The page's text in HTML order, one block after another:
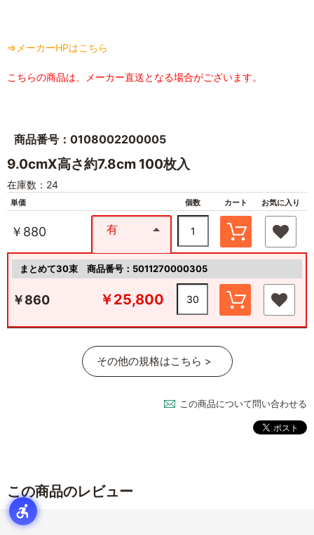
⇒メーカーHPはこちら
こちらの商品は、メーカー直送となる場合がございます。
商品番号：0108002200005
9.0cmX高さ約7.8cm 100枚入
在庫数：24
単価 個数 カート お気に入り
￥880 有
まとめて30束 商品番号：5011270000305
￥860 ￥25,800
その他の規格はこちら >
この商品について問い合わせる
この商品のレビュー